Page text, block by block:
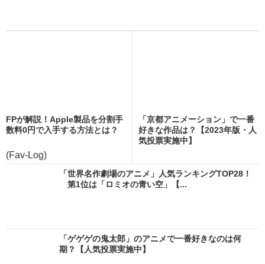
FPが解説！Apple製品を分割手
数料0円で入手する方法とは？
(Fav-Log)
「京都アニメーション」で一番
好きな作品は？【2023年版・人
気投票実施中】
「世界名作劇場のアニメ」人気ランキングTOP28！
第1位は「ロミオの青い空」【...
「ゲゲゲの鬼太郎」のアニメで一番好きなのは何
期？【人気投票実施中】